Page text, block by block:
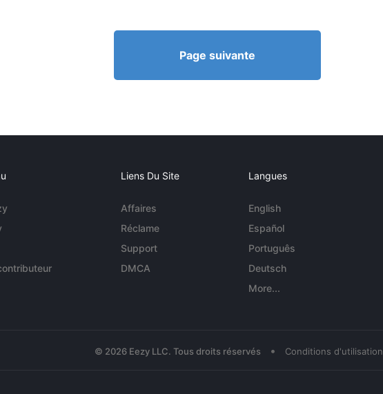
Page suivante
Liens Du Site
Affaires
Réclame
Support
DMCA
Langues
English
Español
Português
Deutsch
More...
© 2026 Eezy LLC. Tous droits réservés • Conditions d'utilisation